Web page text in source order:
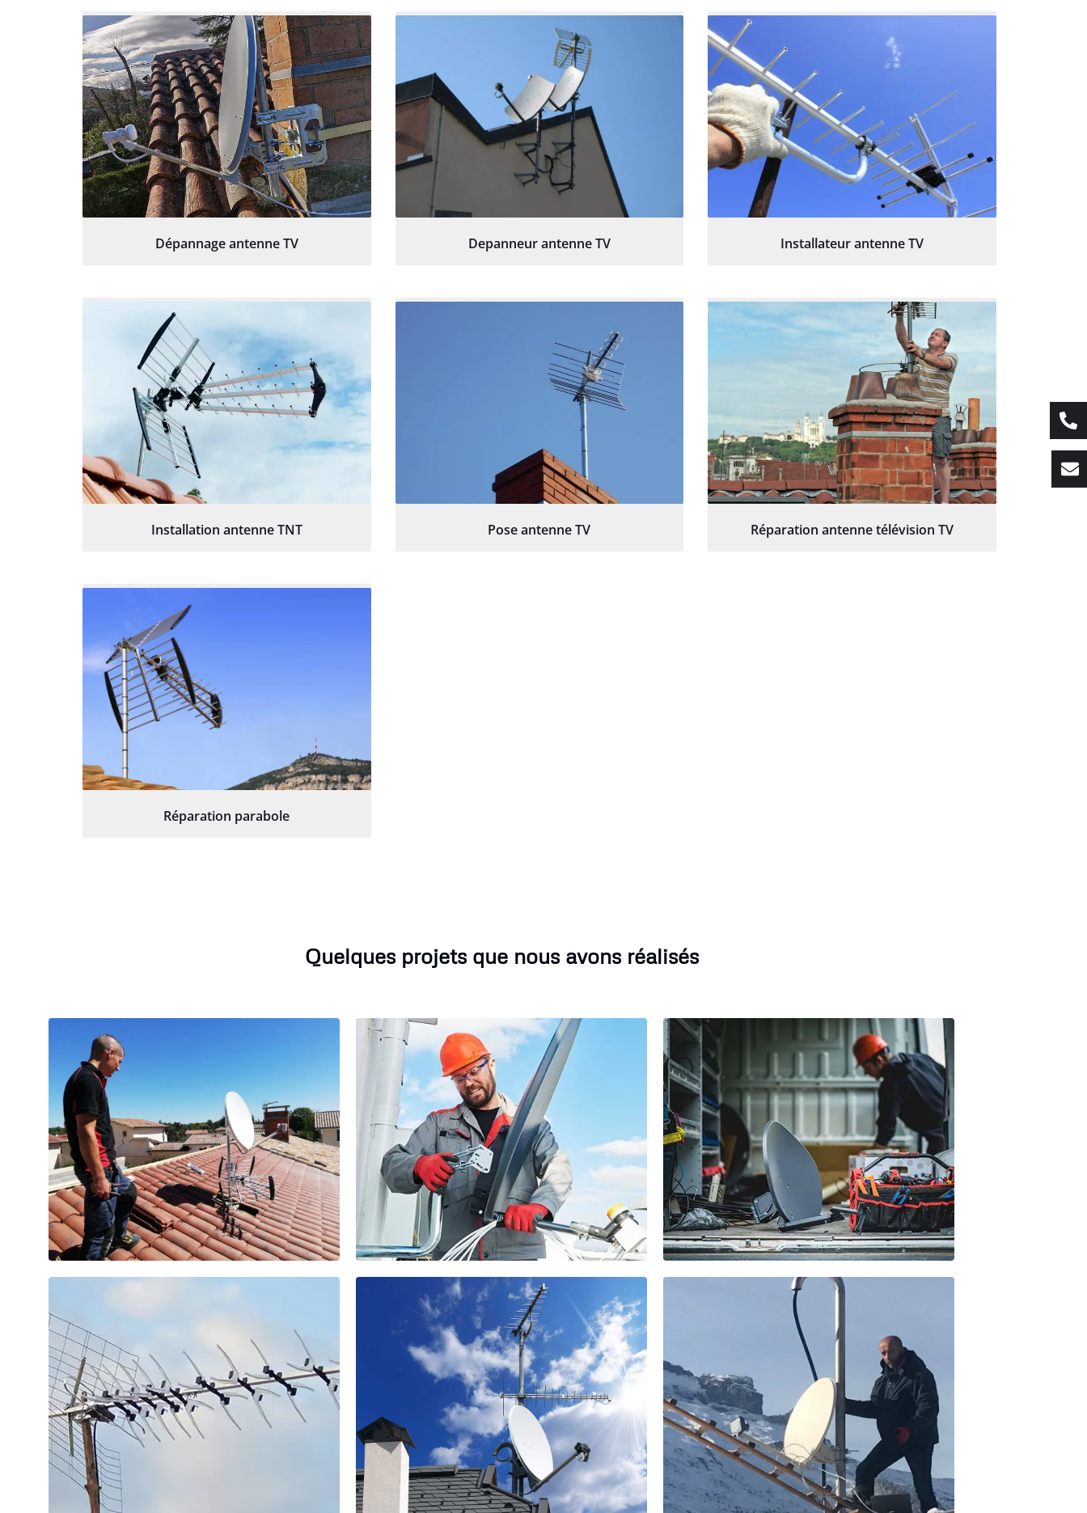
Dépannage antenne TV Depanneur antenne TV Installateur antenne TV
Installation antenne TNT Pose antenne TV Réparation antenne télévision TV
Réparation parabole
Quelques projets que nous avons réalisés